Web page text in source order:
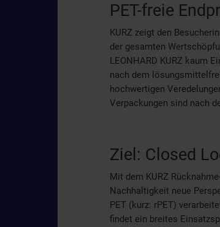
PET-freie
KURZ zeigt den
der gesamten
LEONHARD KURZ kaum
nach dem
hochwertigen
Verpackungen sind nach
Ziel: Closed
Mit dem KURZ
Nachhaltigkeit neue
PET (kurz: rPET)
findet ein breites